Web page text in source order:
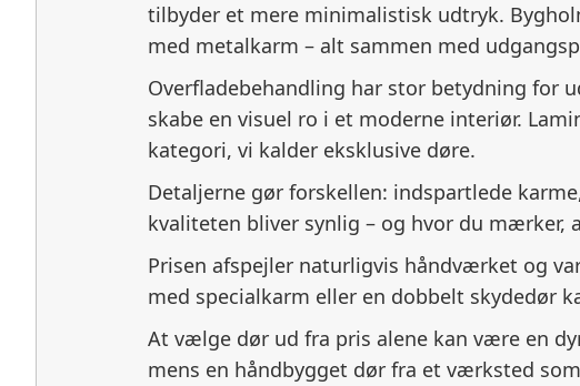
tilbyder et mere minimalistisk udtryk.
med metalkarm – alt sammen med
Overfladebehandling har stor betydning for
skabe en visuel ro i et moderne interiør.
kategori, vi kalder eksklusive døre.
Detaljerne gør forskellen: indspartlede
kvaliteten bliver synlig – og hvor du mærker,
Prisen afspejler naturligvis håndværket og
med specialkarm eller en dobbelt skydedør
At vælge dør ud fra pris alene kan være en
mens en håndbygget dør fra et værksted